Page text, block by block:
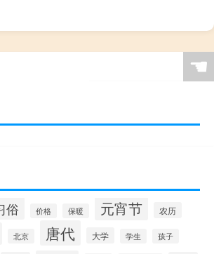
☚
俗 价格 保暖 元宵节 农历
北京 唐代 大学 学生 孩子